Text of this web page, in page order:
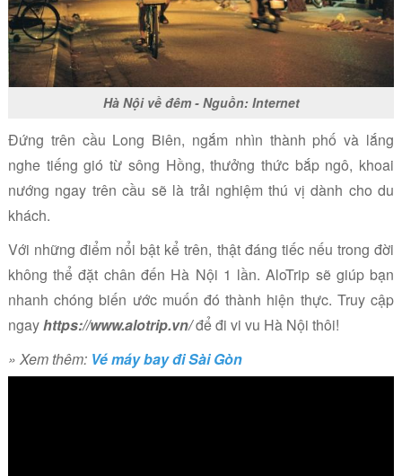
Hà Nội về đêm - Nguồn: Internet
Đứng trên cầu Long Biên, ngắm nhìn thành phố và lắng
nghe tiếng gió từ sông Hồng, thưởng thức bắp ngô, khoai
nướng ngay trên cầu sẽ là trải nghiệm thú vị dành cho du
khách.
Với những điểm nổi bật kể trên, thật đáng tiếc nếu trong đời
không thể đặt chân đến Hà Nội 1 lần. AloTrip sẽ giúp bạn
nhanh chóng biến ước muốn đó thành hiện thực. Truy cập
ngayhttps://www.alotrip.vn/đểđi vi vu Hà Nội thôi!
» Xem thêm: Vé máy bay đi Sài Gòn